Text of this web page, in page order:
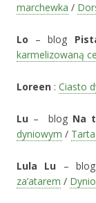
marchewka /
Lo – blog
karmelizowaną
Loreen : Ciasto
Lu – blog Na
dyniowym /
Lula Lu – blog
za’atarem /